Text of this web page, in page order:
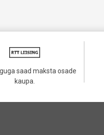
saad maksta osade
kaupa.